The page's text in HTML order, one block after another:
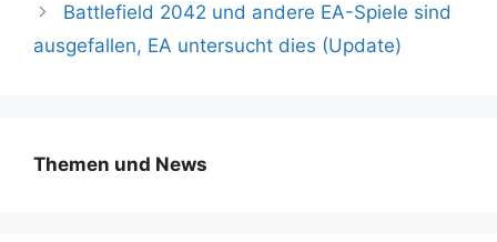
Battlefield 2042 und andere EA-Spiele sind
ausgefallen, EA untersucht dies (Update)
Themen und News